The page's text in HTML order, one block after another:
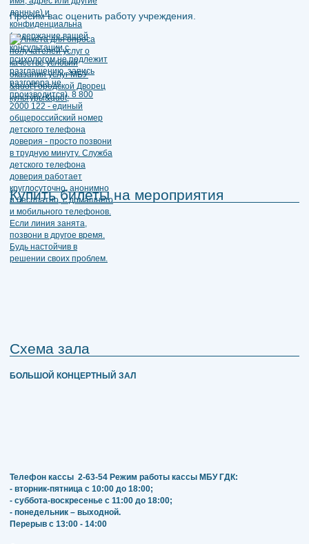
Просим вас оценить работу учреждения.
Купить билеты на мероприятия
Схема зала
БОЛЬШОЙ КОНЦЕРТНЫЙ ЗАЛ
Телефон кассы 2-63-54 Режим работы кассы МБУ ГДК:
- вторник-пятница с 10:00 до 18:00;
- суббота-воскресенье с 11:00 до 18:00;
- понедельник – выходной.
Перерыв с 13:00 - 14:00